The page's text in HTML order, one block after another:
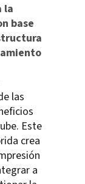
la
base
las
Este
crea
a